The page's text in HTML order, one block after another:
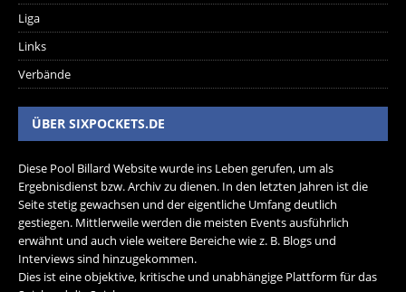
Liga
Links
Verbände
ÜBER SIXPOCKETS.DE
Diese Pool Billard Website wurde ins Leben gerufen, um als
Ergebnisdienst bzw. Archiv zu dienen. In den letzten Jahren ist die
Seite stetig gewachsen und der eigentliche Umfang deutlich
gestiegen. Mittlerweile werden die meisten Events ausführlich
erwähnt und auch viele weitere Bereiche wie z. B. Blogs und
Interviews sind hinzugekommen.
Dies ist eine objektive, kritische und unabhängige Plattform für das